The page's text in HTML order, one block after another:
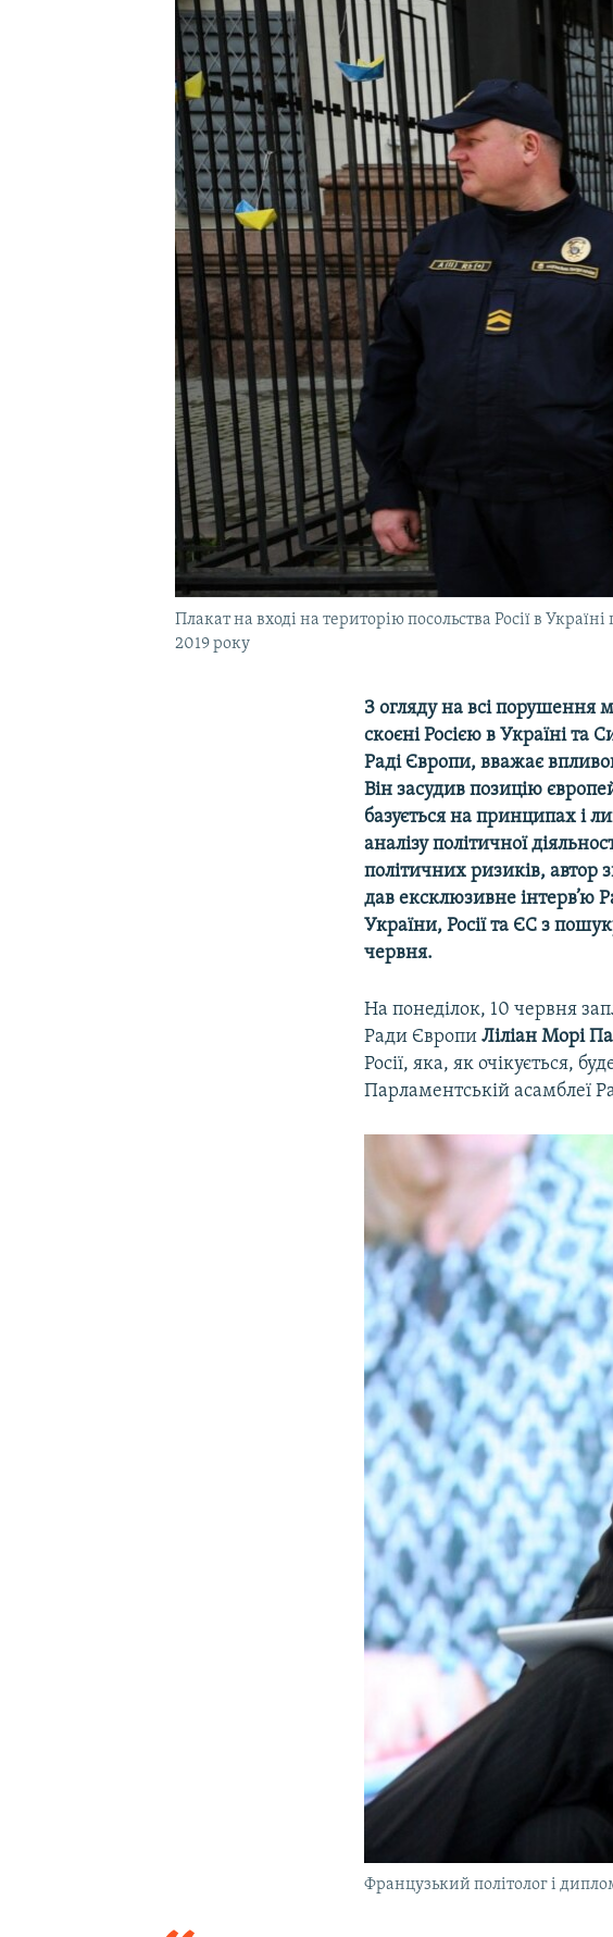
УКРАЇНСЬКА ПРОБЛЕМА КРИМУ
Плакат на вході на територію посольства Росії в
2019 року
З огляду на всі порушення
скоєні Росією в Україні та
Раді Європи, вважає
Він засудив позицію
базується на принципах і
аналізу політичної
політичних ризиків, автор
дав ексклюзивне інтерв’ю
України, Росії та ЄС з
червня.
На понеділок, 10 червня
Ради ЄвропиЛіліан Морі
Росії, яка, як очікується,
Парламентській асамблеї
Французький політолог і